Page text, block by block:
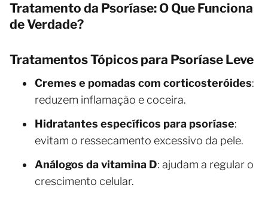
Tratamento da Psoríase: O Que Funciona
de Verdade?
Tratamentos Tópicos para Psoríase Leve
Cremes e pomadas com corticosteróides:
reduzem inflamação e coceira.
Hidratantes específicos para psoríase:
evitam o ressecamento excessivo da pele.
Análogos da vitamina D: ajudam a regular o
crescimento celular.